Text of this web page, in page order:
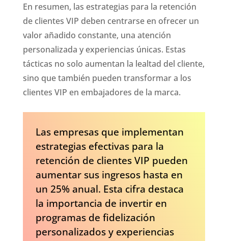
En resumen, las estrategias para la retención
de clientes VIP deben centrarse en ofrecer un
valor añadido constante, una atención
personalizada y experiencias únicas. Estas
tácticas no solo aumentan la lealtad del cliente,
sino que también pueden transformar a los
clientes VIP en embajadores de la marca.
Las empresas que implementan
estrategias efectivas para la
retención de clientes VIP pueden
aumentar sus ingresos hasta en
un 25% anual. Esta cifra destaca
la importancia de invertir en
programas de fidelización
personalizados y experiencias